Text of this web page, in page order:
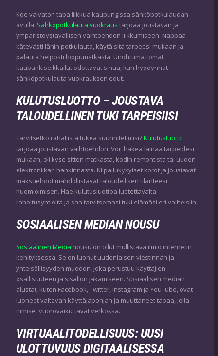
Koe vaivaton tapa liikkua kaupungissa sähköpotkulaudan
avulla. Sähköpotkulauta vuokraus tarjoaa joustavan ja
ympäristöystävällisen vaihtoehdon liikkumiseen. Nappaa
kätevästi lähin potkulauta, käytä sitä tarpeesi mukaan ja
palauta helposti loppumatkasta. Unohtumattomat
kaupunkiseikkailut odottavat sinua, kun hyödynnät
sähköpotkulauta vuokrauksen edut.
KULUTUSLUOTTO – JOUSTAVA
TALOUDELLINEN TUKI TARPEISIISI
Tarvitsetko rahallista tukea suunnitelmiisi?Kulutusluotto
tarjoaa joustavan vaihtoehdon. Voit hakea lainaa tarpeidesi
mukaan, oli kyse sitten matkasta, kodin remontista tai uuden
elektroniikan hankinnasta. Kilpailukykyiset korot ja joustavat
maksuehdot mahdollistavat taloudellisen tilanteesi
huomioimisen. Hae kulutusluottoa luotettavalta
rahoitusyhtiöltä ja saa tarvitsemasi tuki elämäsi eri vaiheisiin.
SOSIAALISEN MEDIAN NOUSU
Sosiaalinen Media nousu on ollut mullistava ilmiö internetin
kehityksessä. Se on luonut uudenlaisen viestinnän ja
yhteisöllisyyden muodon, joka perustuu käyttäjien
osallisuuteen ja sisällön jakamiseen. Sosiaalisen median
alustat, kuten Facebook, Twitter, Instagram ja YouTube, ovat
luoneet valtavan käyttäjäpohjan ja muuttaneet tapaa, jolla
ihmiset vuorovaikuttavat verkossa.
VIRTUAALITODELLISUUS: UUSI
ULOTTUVUUS DIGITAALISESSA